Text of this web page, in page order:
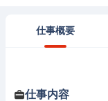
仕事概要
仕事内容